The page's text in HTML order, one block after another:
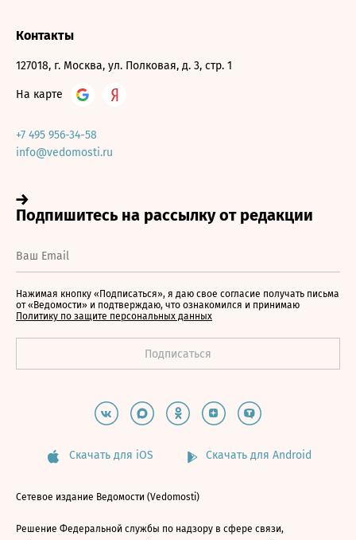
Контакты
127018, г. Москва, ул. Полковая, д. 3, стр. 1
На карте
+7 495 956-34-58
info@vedomosti.ru
Нажимая кнопку «Подписаться», я даю свое согласие получать письма
от «Ведомости» и подтверждаю, что ознакомился и принимаю
Политику по защите персональных данных
Скачать для iOS Скачать для Android
Сетевое издание Ведомости (Vedomosti)
Решение Федеральной службы по надзору в сфере связи,